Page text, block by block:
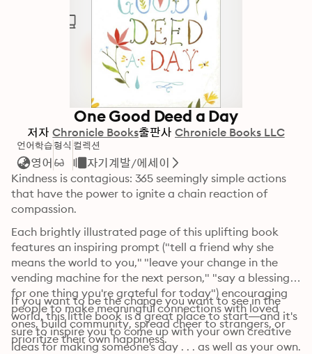
One Good Deed a Day
저자 Chronicle Books출판사 Chronicle Books LLC
언어학습
영어
형식 컬렉션
자기계발/에세이
Kindness is contagious: 365 seemingly simple actions
that have the power to ignite a chain reaction of
compassion.
Each brightly illustrated page of this uplifting book
features an inspiring prompt ("tell a friend why she
means the world to you," "leave your change in the
vending machine for the next person," "say a blessing
for one thing you're grateful for today") encouraging
people to make meaningful connections with loved
ones, build community, spread cheer to strangers, or
prioritize their own happiness.
If you want to be the change you want to see in the
world, this little book is a great place to start—and it's
sure to inspire you to come up with your own creative
ideas for making someone's day . . . as well as your own.